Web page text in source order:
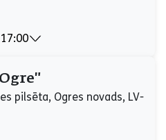
pilsēta, Ogres novads, LV-